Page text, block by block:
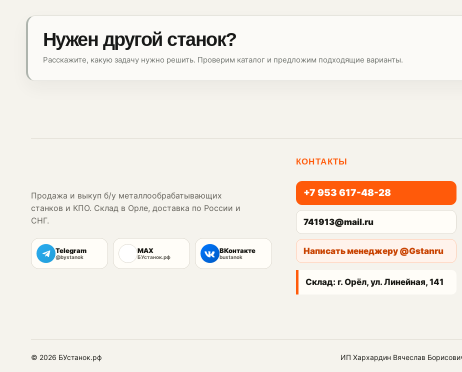
Нужен другой станок?
Расскажите, какую задачу нужно решить. Проверим каталог и предложим подходящие варианты.
Продажа и выкуп б/у металлообрабатывающих
станков и КПО. Склад в Орле, доставка по России и
СНГ.
Telegram
@bystanok
MAX
БУстанок.рф
ВКонтакте
bustanok
КОНТАКТЫ
+7 953 617-48-28
741913@mail.ru
Написать менеджеру @Gstanru
Склад: г. Орёл, ул. Линейная, 141
© 2026 БУстанок.рф ИП Хархардин Вячеслав